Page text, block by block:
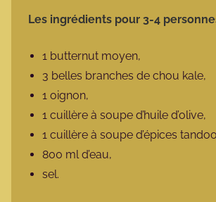
Les ingrédients pour 3-4
1 butternut moyen,
3 belles branches de chou kale,
1 oignon,
1 cuillère à soupe d’huile d’olive,
1 cuillère à soupe d’épices
800 ml d’eau,
sel.